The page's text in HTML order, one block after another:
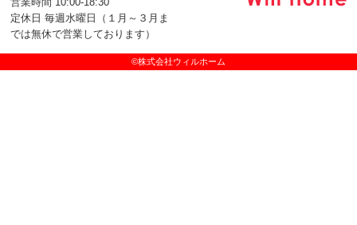
定休日 毎週水曜日（１月～３月ま
では無休で営業しております）
©株式会社ウィルホーム